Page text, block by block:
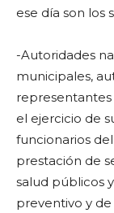
ese día son los
-Autoridades
municipales,
representantes
el ejercicio de
funcionarios
prestación de
salud públicos
preventivo y